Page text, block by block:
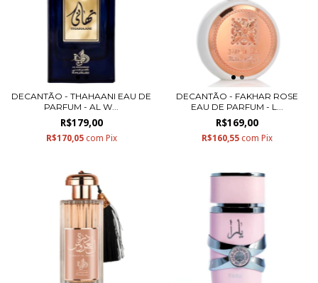
DECANTÃO - THAHAANI EAU DE
PARFUM - AL W...
R$179,00
R$170,05 com Pix
DECANTÃO - FAKHAR ROSE
EAU DE PARFUM - L...
R$169,00
R$160,55 com Pix